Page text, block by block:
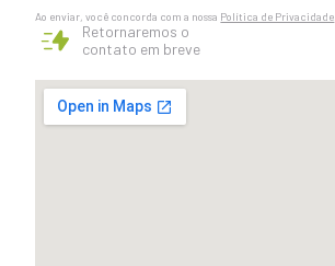
Ao enviar, você concorda com a nossa Política de Privacidade
Retornaremos o
contato em breve